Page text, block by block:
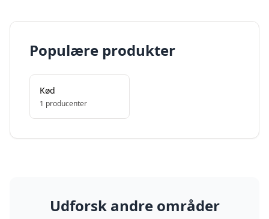
Populære produkter
Kød
1 producenter
Udforsk andre områder